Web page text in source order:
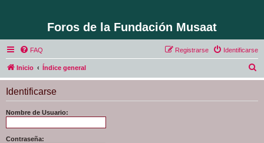
Foros de la Fundación Musaat
FAQ Identificarse
Registrarse
Inicio Índice general
u
Identificarse
Nombre de Usuario:
Contraseña: